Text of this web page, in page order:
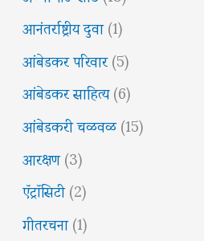
आनंतर्राष्ट्रीय दुवा(1)
आंबेडकर परिवार(5)
आंबेडकर साहित्य(6)
आंबेडकरी चळवळ(15)
आरक्षण(3)
ऍट्रॉसिटी(2)
गीतरचना(1)